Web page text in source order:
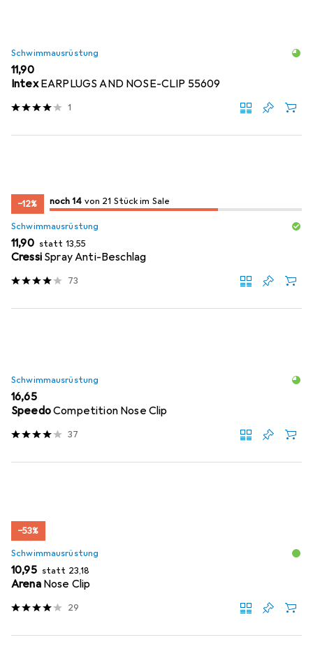
Schwimmausrüstung
EUR
11,90
Intex EARPLUGS AND NOSE-CLIP 55609
1
−12% 14/ 21
14/ 21 im Sale
noch 14 von 21 Stück im Sale
Schwimmausrüstung
EUR
11,90 statt EUR
13,55
Cressi Spray Anti-Beschlag
73
Schwimmausrüstung
EUR
16,65
SpeedoCompetition Nose Clip
37
−53%
Schwimmausrüstung
EUR
10,95 statt EUR
23,18
Arena Nose Clip
29